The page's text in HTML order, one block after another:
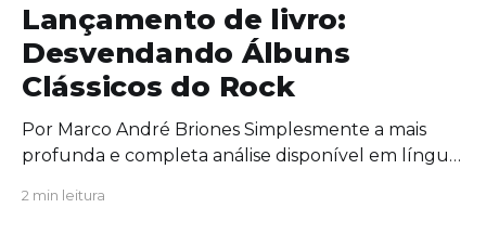
Lançamento de livro:
Desvendando Álbuns
Clássicos do Rock
Por Marco André Briones Simplesmente a mais
profunda e completa análise disponível em língua
os segredos e detalhes relativos à criação, gravação
2 min leitura